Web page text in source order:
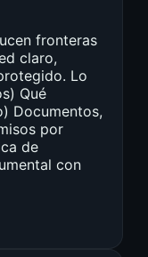
fronteras
claro,
Lo
Qué
Documentos,
por
de
con